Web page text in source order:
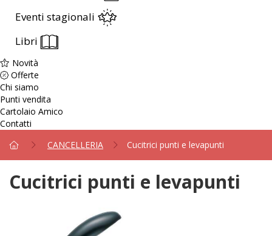
Eventi stagionali
Libri
Novità
Offerte
Chi siamo
Punti vendita
Cartolaio Amico
Contatti
CANCELLERIA
Cucitrici punti e levapunti
Cucitrici punti e levapunti